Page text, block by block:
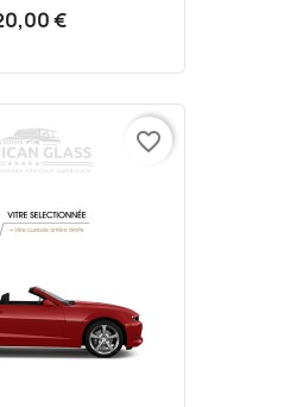
€
favorite_border